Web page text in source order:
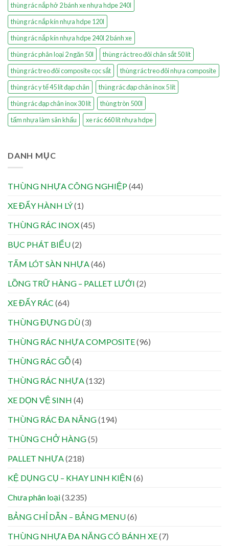
thùng rác nắp hở 2 bánh xe nhựa hdpe 240l
thùng rác nắp kín nhựa hdpe 120l
thùng rác nắp kín nhựa hdpe 240l 2 bánh xe
thùng rác phân loại 2 ngăn 50l
thùng rác treo đôi chân sắt 50 lít
thùng rác treo đôi composite cọc sắt
thùng rác treo đôi nhựa composite
thùng rác y tế 45 lít đạp chân
thùng rác đạp chân inox 5 lít
thùng rác đạp chân inox 30 lít
thùng tròn 500l
tấm nhựa làm sân khấu
xe rác 660 lít nhựa hdpe
DANH MỤC
THÙNG NHỰA CÔNG NGHIỆP(44)
XE ĐẨY HÀNH LÝ(1)
THÙNG RÁC INOX(45)
BỤC PHÁT BIỂU(2)
TẤM LÓT SÀN NHỰA(46)
LỒNG TRỮ HÀNG – PALLET LƯỚI (2)
XE ĐẨY RÁC (64)
THÙNG ĐỰNG DÙ(3)
THÙNG RÁC NHỰA COMPOSITE(96)
THÙNG RÁC GỖ(4)
THÙNG RÁC NHỰA(132)
XE DỌN VỆ SINH (4)
THÙNG RÁC ĐA NĂNG(194)
THÙNG CHỞ HÀNG(5)
PALLET NHỰA(218)
KỆ DỤNG CỤ – KHAY LINH KIỆN (6)
Chưa phân loại(3.235)
BẢNG CHỈ DẪN – BẢNG MENU(6)
THÙNG NHỰA ĐA NĂNG CÓ BÁNH XE(7)